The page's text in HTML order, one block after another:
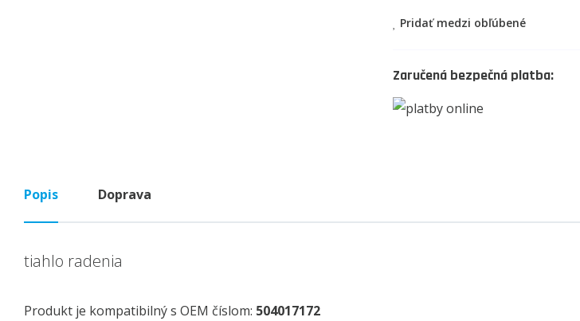
Pridať medzi obľúbené
Zaručená bezpečná platba:
Popis Doprava
tiahlo radenia
Produkt je kompatibilný s OEM číslom: 504017172